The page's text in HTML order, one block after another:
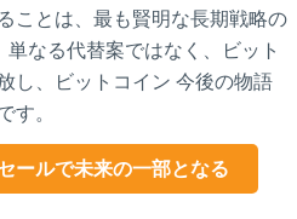
ことは、最も賢明な長期戦略の
単なる代替案ではなく、ビット
し、ビットコイン 今後の物語
す。
ールで未来の一部となる